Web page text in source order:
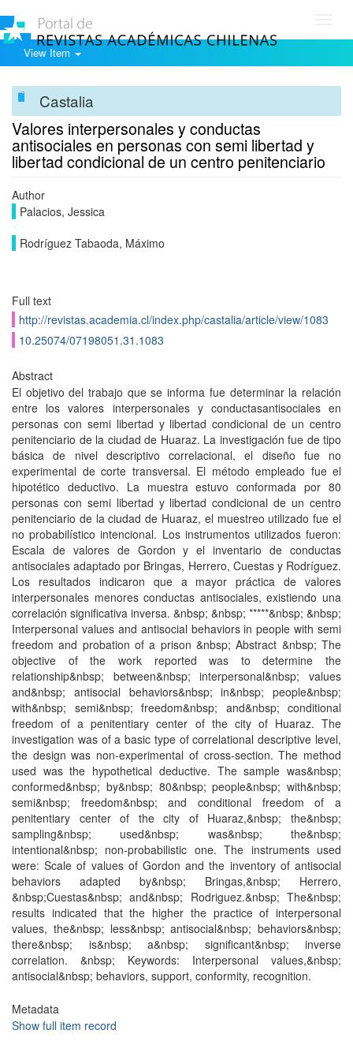
View Item
Castalia
Valores interpersonales y conductas
antisociales en personas con semi libertad y
libertad condicional de un centro penitenciario
Author
Palacios, Jessica
Rodríguez Tabaoda, Máximo
Full text
http://revistas.academia.cl/index.php/castalia/article/view/1083
10.25074/07198051.31.1083
Abstract
El objetivo del trabajo que se informa fue determinar la relación
entre los valores interpersonales y conductasantisociales en
personas con semi libertad y libertad condicional de un centro
penitenciario de la ciudad de Huaraz. La investigación fue de tipo
básica de nivel descriptivo correlacional, el diseño fue no
experimental de corte transversal. El método empleado fue el
hipotético deductivo. La muestra estuvo conformada por 80
personas con semi libertad y libertad condicional de un centro
penitenciario de la ciudad de Huaraz, el muestreo utilizado fue el
no probabilístico intencional. Los instrumentos utilizados fueron:
Escala de valores de Gordon y el inventario de conductas
antisociales adaptado por Bringas, Herrero, Cuestas y Rodríguez.
Los resultados indicaron que a mayor práctica de valores
interpersonales menores conductas antisociales, existiendo una
correlación significativa inversa. &nbsp; &nbsp; *****&nbsp; &nbsp;
Interpersonal values and antisocial behaviors in people with semi
freedom and probation of a prison &nbsp; Abstract &nbsp; The
objective of the work reported was to determine the
relationship&nbsp; between&nbsp; interpersonal&nbsp; values
and&nbsp; antisocial behaviors&nbsp; in&nbsp; people&nbsp;
with&nbsp; semi&nbsp; freedom&nbsp; and&nbsp; conditional
freedom of a penitentiary center of the city of Huaraz. The
investigation was of a basic type of correlational descriptive level,
the design was non-experimental of cross-section. The method
used was the hypothetical deductive. The sample was&nbsp;
conformed&nbsp; by&nbsp; 80&nbsp; people&nbsp; with&nbsp;
semi&nbsp; freedom&nbsp; and conditional freedom of a
penitentiary center of the city of Huaraz,&nbsp; the&nbsp;
sampling&nbsp; used&nbsp; was&nbsp; the&nbsp;
intentional&nbsp; non-probabilistic one. The instruments used
were: Scale of values of Gordon and the inventory of antisocial
behaviors adapted by&nbsp; Bringas,&nbsp; Herrero,
&nbsp;Cuestas&nbsp; and&nbsp; Rodriguez.&nbsp; The&nbsp;
results indicated that the higher the practice of interpersonal
values, the&nbsp; less&nbsp; antisocial&nbsp; behaviors&nbsp;
there&nbsp; is&nbsp; a&nbsp; significant&nbsp; inverse
correlation. &nbsp; Keywords: Interpersonal values,&nbsp;
antisocial&nbsp; behaviors, support, conformity, recognition.
Metadata
Show full item record